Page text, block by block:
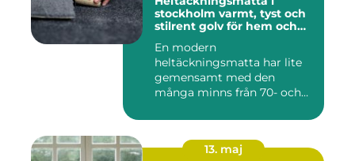
stockholm varmt, tyst och
stilrent golv för hem och
En modern
heltäckningsmatta har lite
gemensamt med den
många minns från 70- och
13. maj